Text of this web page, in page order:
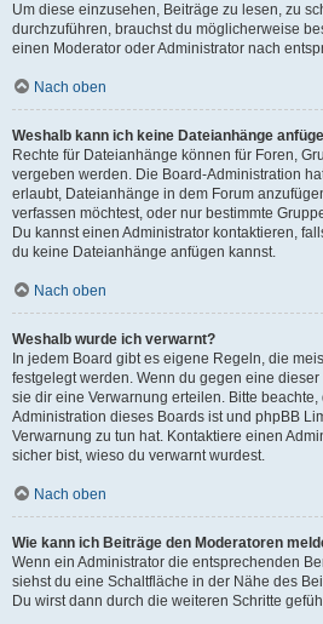
Um diese einzusehen, Beiträge zu lesen, zu
durchzuführen, brauchst du möglicherweise
einen Moderator oder Administrator nach
Nach oben
Weshalb kann ich keine Dateianhänge
Rechte für Dateianhänge können für Foren,
vergeben werden. Die Board-Administration
erlaubt, Dateianhänge in dem Forum
verfassen möchtest, oder nur bestimmte
Du kannst einen Administrator kontaktieren,
du keine Dateianhänge anfügen kannst.
Nach oben
Weshalb wurde ich verwarnt?
In jedem Board gibt es eigene Regeln, die
festgelegt werden. Wenn du gegen eine
sie dir eine Verwarnung erteilen. Bitte
Administration dieses Boards ist und phpBB
Verwarnung zu tun hat. Kontaktiere einen
sicher bist, wieso du verwarnt wurdest.
Nach oben
Wie kann ich Beiträge den Moderatoren
Wenn ein Administrator die entsprechenden
siehst du eine Schaltfläche in der Nähe des
Du wirst dann durch die weiteren Schritte